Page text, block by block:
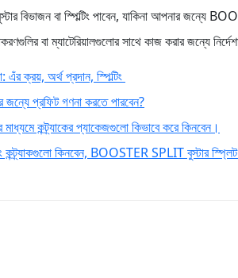
বিভাজন বা স্পিল্টিং পাবেন, যাকিনা আপনার জন্যে
বা ম্যাটেরিয়ালগুলোর সাথে কাজ করার জন্যে
অর্থ প্রদান, স্পিল্টিং
জন্যে প্রফিট গণনা করতে পারবেন?
কন্ট্র্যাকের প্যাকেজগুলো কিভাবে করে কিনবেন।
কিনবেন, BOOSTER SPLIT বুস্টার